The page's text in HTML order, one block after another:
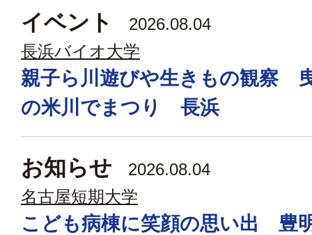
イベント
2026.08.04
長浜バイオ大学
親子ら川遊びや生きもの観察
の米川でまつり 長浜
お知らせ
2026.08.04
名古屋短期大学
こども病棟に笑顔の思い出 豊